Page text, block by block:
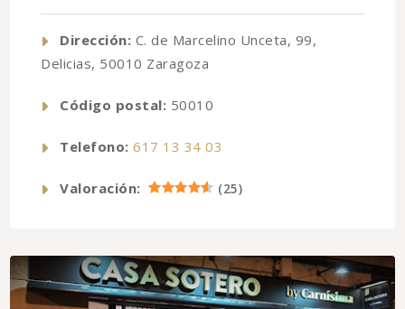
Dirección: C. de Marcelino Unceta, 99,
Delicias, 50010 Zaragoza
Código postal: 50010
Telefono: 617 13 34 03
Valoración: (25)